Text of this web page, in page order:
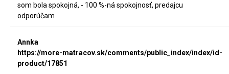
som bola spokojná, - 100 %-ná spokojnosť, predajcu
odporúčam
Annka
https://more-matracov.sk/comments/public_index/index/id-
product/17851